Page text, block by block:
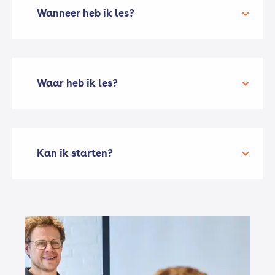
Wanneer heb ik les?
Waar heb ik les?
Kan ik starten?